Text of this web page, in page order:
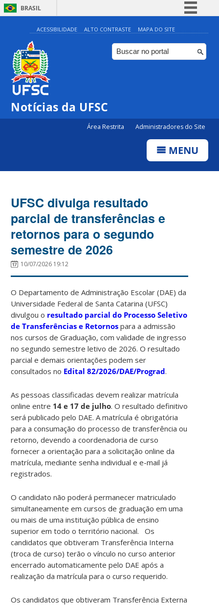
BRASIL
Simplifique!
Comunica BR
Participe
ACESSIBILIDADE ALTO CONTRASTE MAPA DO SITE
Notícias da UFSC
Área Restrita Administradores do Site
MENU
UFSC divulga resultado
parcial de transferências e
retornos para o segundo
semestre de 2026
10/07/2026 19:12
O Departamento de Administração Escolar (DAE) da
Universidade Federal de Santa Catarina (UFSC)
divulgou o resultado parcial do Processo Seletivo
de Transferências e Retornos para a admissão
nos cursos de Graduação, com validade de ingresso
no segundo semestre letivo de 2026. O resultado
parcial e demais orientações podem ser
consultados no Edital 82/2026/DAE/Prograd.
As pessoas classificadas devem realizar matrícula
online entre 14 e 17 de julho. O resultado definitivo
será publicado pelo DAE. A matrícula é obrigatória
para a consumação do processo de transferência ou
retorno, devendo a coordenadoria de curso
fornecer a orientação para a solicitação online da
matrícula, mediante senha individual e e-mail já
registrados.
O candidato não poderá permanecer matriculado
simultaneamente em cursos de graduação em uma
ou mais de uma instituição pública de ensino
superior em todo o território nacional. Os
candidatos que obtiveram Transferência Interna
(troca de curso) terão o vínculo no curso anterior
encerrado automaticamente pelo DAE após a
realização da matrícula para o curso requerido.
Os candidatos que obtiveram Transferência Externa